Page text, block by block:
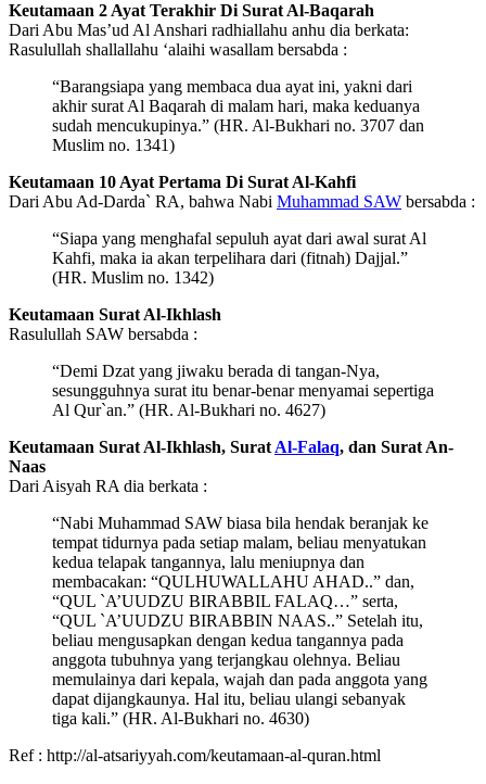
Keutamaan 2 Ayat Terakhir Di Surat Al-Baqarah
Dari Abu Mas’ud Al Anshari radhiallahu anhu dia berkata:
Rasulullah shallallahu ‘alaihi wasallam bersabda :
“Barangsiapa yang membaca dua ayat ini, yakni dari
akhir surat Al Baqarah di malam hari, maka keduanya
sudah mencukupinya.” (HR. Al-Bukhari no. 3707 dan
Muslim no. 1341)
Keutamaan 10 Ayat Pertama Di Surat Al-Kahfi
Dari Abu Ad-Darda` RA, bahwa Nabi Muhammad SAW bersabda :
“Siapa yang menghafal sepuluh ayat dari awal surat Al
Kahfi, maka ia akan terpelihara dari (fitnah) Dajjal.”
(HR. Muslim no. 1342)
Keutamaan Surat Al-Ikhlash
Rasulullah SAW bersabda :
“Demi Dzat yang jiwaku berada di tangan-Nya,
sesungguhnya surat itu benar-benar menyamai sepertiga
Al Qur`an.” (HR. Al-Bukhari no. 4627)
Keutamaan Surat Al-Ikhlash, SuratAl-Falaq, dan Surat An-
Naas
Dari Aisyah RA dia berkata :
“Nabi Muhammad SAW biasa bila hendak beranjak ke
tempat tidurnya pada setiap malam, beliau menyatukan
kedua telapak tangannya, lalu meniupnya dan
membacakan: “QULHUWALLAHU AHAD..” dan,
“QUL `A’UUDZU BIRABBIL FALAQ…” serta,
“QUL `A’UUDZU BIRABBIN NAAS..” Setelah itu,
beliau mengusapkan dengan kedua tangannya pada
anggota tubuhnya yang terjangkau olehnya. Beliau
memulainya dari kepala, wajah dan pada anggota yang
dapat dijangkaunya. Hal itu, beliau ulangi sebanyak
tiga kali.” (HR. Al-Bukhari no. 4630)
Ref : http://al-atsariyyah.com/keutamaan-al-quran.html